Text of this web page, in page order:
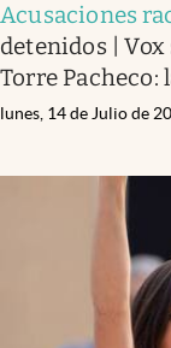
Acusaciones
detenidos |
Torre Pacheco:
lunes, 14 de Julio de